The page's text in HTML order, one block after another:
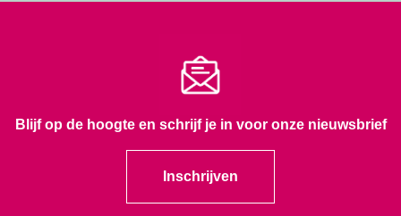
Blijf op de hoogte en schrijf je in voor onze nieuwsbrief
Inschrijven